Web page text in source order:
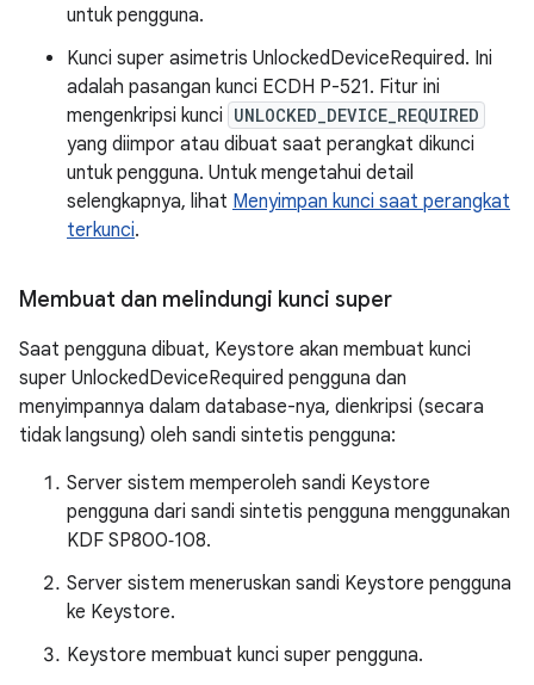
untuk pengguna.
Kunci super asimetris UnlockedDeviceRequired. Ini
adalah pasangan kunci ECDH P-521. Fitur ini
mengenkripsi kunci UNLOCKED_DEVICE_REQUIRED
yang diimpor atau dibuat saat perangkat dikunci
untuk pengguna. Untuk mengetahui detail
selengkapnya, lihat Menyimpan kunci saat perangkat
terkunci.
Membuat dan melindungi kunci super
Saat pengguna dibuat, Keystore akan membuat kunci
super UnlockedDeviceRequired pengguna dan
menyimpannya dalam database-nya, dienkripsi (secara
tidak langsung) oleh sandi sintetis pengguna:
Server sistem memperoleh sandi Keystore
pengguna dari sandi sintetis pengguna menggunakan
KDF SP800‑108.
Server sistem meneruskan sandi Keystore pengguna
ke Keystore.
Keystore membuat kunci super pengguna.